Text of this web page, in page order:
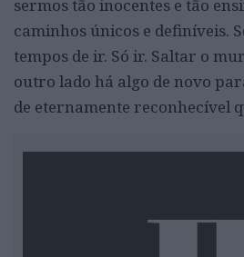
sermos tão inocentes e tão
caminhos únicos e definíveis.
tempos de ir. Só ir. Saltar o
outro lado há algo de novo
de eternamente reconhecível